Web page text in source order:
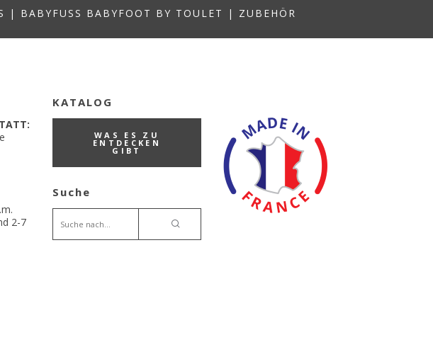
| BABYFUSS BABYFOOT BY TOULET | ZUBEHÖR
2-7
KATALOG
WAS ES ZU
ENTDECKEN
GIBT
Suche